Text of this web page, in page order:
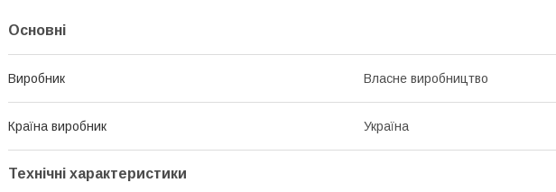
Основні
Виробник Власне виробництво
Країна виробник Україна
Технічні характеристики